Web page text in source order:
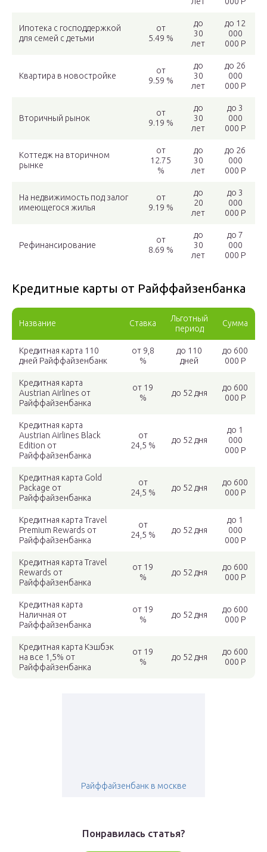
Ипотека с господдержкой
для семей с детьми
от
5.49 %
до
30
лет
до 12
000
000 Р
Квартира в новостройке
от
9.59 %
до
30
лет
до 26
000
000 Р
Вторичный рынок
от
9.19 %
до
30
лет
до 3
000
000 Р
Коттедж на вторичном
рынке
от
12.75
%
до
30
лет
до 26
000
000 Р
На недвижимость под залог
имеющегося жилья
от
9.19 %
до
20
лет
до 3
000
000 Р
Рефинансирование
от
8.69 %
до
30
лет
до 7
000
000 Р
Кредитные карты от Райффайзенбанка
Название Ставка
Льготный
период
Сумма
Кредитная карта 110
дней Райффайзенбанк
от 9,8
%
до 110
дней
до 600
000 Р
Кредитная карта
Austrian Airlines от
Райффайзенбанка
от 19
%
до 52 дня
до 600
000 Р
Кредитная карта
Austrian Airlines Black
Edition от
Райффайзенбанка
от
24,5 %
до 52 дня
до 1
000
000 Р
Кредитная карта Gold
Package от
Райффайзенбанка
от
24,5 %
до 52 дня
до 600
000 Р
Кредитная карта Travel
Premium Rewards от
Райффайзенбанка
от
24,5 %
до 52 дня
до 1
000
000 Р
Кредитная карта Travel
Rewards от
Райффайзенбанка
от 19
%
до 52 дня
до 600
000 Р
Кредитная карта
Наличная от
Райффайзенбанка
от 19
%
до 52 дня
до 600
000 Р
Кредитная карта Кэшбэк
на все 1,5% от
Райффайзенбанка
от 19
%
до 52 дня
до 600
000 Р
Райффайзенбанк в москве
Понравилась статья?